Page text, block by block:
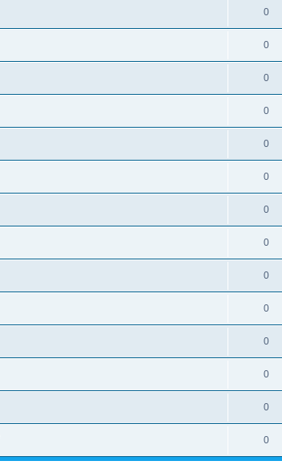
0
0
0
0
0
0
0
0
0
0
0
0
0
0